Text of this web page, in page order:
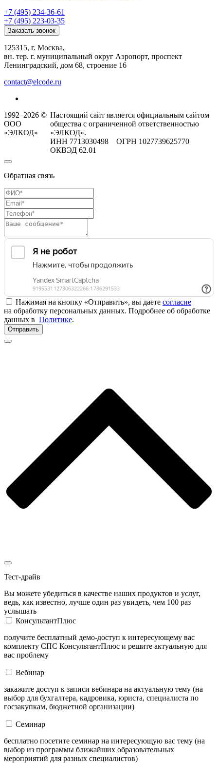
+7 (495) 234-36-61
+7 (495) 223-03-35
Заказать звонок
125315, г. Москва,
вн. тер. г. муниципальный округ Аэропорт, проспект
Ленинградский, дом 68, строение 16
contact@elcode.ru
1992–2026 ©
ООО
«ЭЛКОД»
Настоящий сайт является официальным сайтом
общества с ограниченной ответственностью
«ЭЛКОД».
ИНН 7713030498 ОГРН 1027739625770
ОКВЭД 62.01
Обратная связь
Нажимая на кнопку «Отправить», вы даете согласие
на обработку персональных данных. Подробнее об обработке
данных в Политике.
Отправить
Тест-драйв
Вы можете убедиться в качестве наших продуктов и услуг,
ведь, как известно, лучше один раз увидеть, чем 100 раз
услышать
КонсультантПлюс
получите бесплатный демо-доступ к интересующему вас
комплекту СПС КонсультантПлюс и решите актуальную для
вас проблему
Вебинар
закажите доступ к записи вебинара на актуальную тему (на
выбор для бухгалтера, кадровика, юриста, специалиста по
госзакупкам, бюджетной организации)
Семинар
бесплатно посетите семинар на интересующую вас тему (на
выбор из программы ближайших образовательных
мероприятий для разных специалистов)